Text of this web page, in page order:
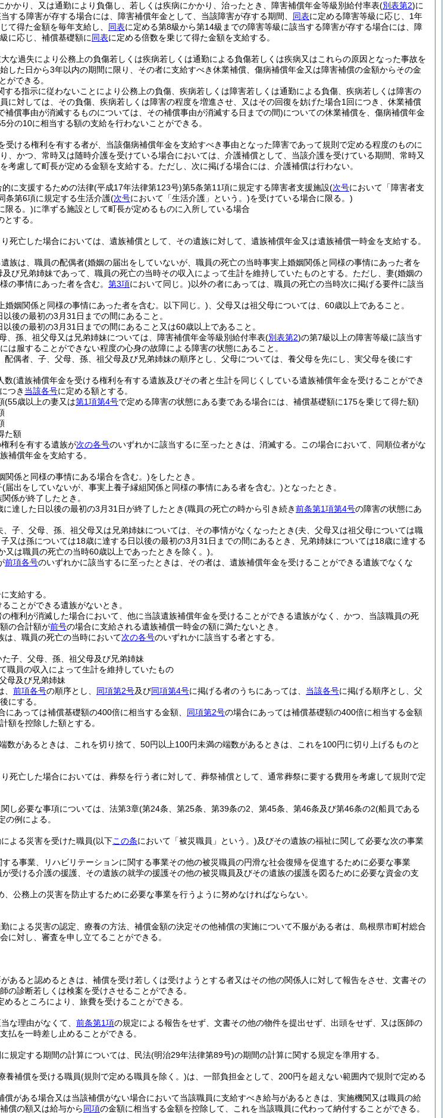
かり、又は通勤により負傷し、若しくは疾病にかかり、治ったとき、障害補償年金等級別給付率表(別表第2)に
する障害が存する場合には、障害補償年金として、当該障害が存する期間、 同表に定める障害等級に応じ、1年
て得た金額を毎年支給し、 同表に定める第8級から第14級までの障害等級に該当する障害が存する場合には、障
に応じ、補償基礎額に同表に定める倍数を乗じて得た金額を支給する。
な過失により公務上の負傷若しくは疾病若しくは通勤による負傷若しくは疾病又はこれらの原因となった事故を
した日から3年以内の期間に限り、その者に支給すべき休業補償、傷病補償年金又は障害補償の金額からその金
ができる。
る指示に従わないことにより公務上の負傷、疾病若しくは障害若しくは通勤による負傷、疾病若しくは障害の
に対しては、その負傷、疾病若しくは障害の程度を増進させ、又はその回復を妨げた場合1回につき、休業補償
補償事由が消滅するものについては、その補償事由が消滅する日までの間)についての休業補償を、傷病補償年金
の10に相当する額の支給を行わないことができる。
受ける権利を有する者が、当該傷病補償年金を支給すべき事由となった障害であって規則で定める程度のものに
、かつ、常時又は随時介護を受けている場合においては、介護補償として、当該介護を受けている期間、常時又
考慮して町長が定める金額を支給する。 ただし、次に掲げる場合には、介護補償は行わない。
に支援するための法律(平成17年法律第123号)第5条第11項に規定する障害者支援施設(次号において「障害者支
条第6項に規定する生活介護(次号において「生活介護」という。)を受けている場合に限る。)
限る。)に準ずる施設として町長が定めるものに入所している場合
する。
死亡した場合においては、遺族補償として、その遺族に対して、遺族補償年金又は遺族補償一時金を支給する。
族は、職員の配偶者(婚姻の届出をしていないが、職員の死亡の当時事実上婚姻関係と同様の事情にあった者を
及び兄弟姉妹であって、職員の死亡の当時その収入によって生計を維持していたものとする。 ただし、妻(婚姻の
の事情にあった者を含む。 第3項において同じ。)以外の者にあっては、職員の死亡の当時次に掲げる要件に該当
婚姻関係と同様の事情にあった者を含む。以下同じ。) 、父母又は祖父母については、60歳以上であること。
後の最初の3月31日までの間にあること。
後の最初の3月31日までの間にあること又は60歳以上であること。
、孫、祖父母又は兄弟姉妹については、障害補償年金等級別給付率表(別表第2)の第7級以上の障害等級に該当す
は服することができない程度の心身の故障による障害の状態にあること。
偶者、子、父母、孫、祖父母及び兄弟姉妹の順序とし、父母については、養父母を先にし、実父母を後にす
数(遺族補償年金を受ける権利を有する遺族及びその者と生計を同じくしている遺族補償年金を受けることができ
つき 当該各号に定める額とする。
(55歳以上の妻又は第1項第4号で定める障害の状態にある妻である場合には、補償基礎額に175を乗じて得た額)
た額
利を有する遺族が次の各号のいずれかに該当するに至ったときは、消滅する。
この場合において、同順位者がな
補償年金を支給する。
関係と同様の事情にある場合を含む。)をしたとき。
(届出をしていないが、事実上養子縁組関係と同様の事情にある者を含む。)となったとき。
係が終了したとき。
達した日以後の最初の3月31日が終了したとき(職員の死亡の時から引き続き前条第1項第4号の障害の状態にあ
子、父母、孫、祖父母又は兄弟姉妹については、その事情がなくなったとき(夫、父母又は祖父母については職
又は孫については18歳に達する日以後の最初の3月31日までの間にあるとき、兄弟姉妹については18歳に達する
又は職員の死亡の当時60歳以上であったときを除く。)。
前項各号のいずれかに該当するに至ったときは、その者は、遺族補償年金を受けることができる遺族でなくな
支給する。
ことができる遺族がないとき。
権利が消滅した場合において、他に当該遺族補償年金を受けることができる遺族がなく、かつ、当該職員の死
の合計額が前号の場合に支給される遺族補償一時金の額に満たないとき。
は、職員の死亡の当時において次の各号のいずれかに該当する者とする。
子、父母、孫、祖父母及び兄弟姉妹
職員の収入によって生計を維持していたもの
母及び兄弟姉妹
前項各号の順序とし、 同項第2号及び同項第4号に掲げる者のうちにあっては、 当該各号に掲げる順序とし、父
にする。
にあっては補償基礎額の400倍に相当する金額、 同項第2号の場合にあっては補償基礎額の400倍に相当する金額
額を控除した額とする。
数があるときは、これを切り捨て、50円以上100円未満の端数があるときは、これを100円に切り上げるものと
死亡した場合においては、葬祭を行う者に対して、葬祭補償として、通常葬祭に要する費用を考慮して規則で定
し必要な事項については、法第3章(第24条、第25条、第39条の2、第45条、第46条及び第46条の2(船員である
の例による。
よる災害を受けた職員(以下この条において「被災職員」という。)及びその遺族の福祉に関して必要な次の事業
る事業、リハビリテーションに関する事業その他の被災職員の円滑な社会復帰を促進するために必要な事業
受ける介護の援護、その遺族の就学の援護その他の被災職員及びその遺族の援護を図るために必要な資金の支
公務上の災害を防止するために必要な事業を行うように努めなければならない。
による災害の認定、療養の方法、補償金額の決定その他補償の実施について不服がある者は、島根県市町村総合
に対し、審査を申し立てることができる。
あると認めるときは、補償を受け若しくは受けようとする者又はその他の関係人に対して報告をさせ、文書その
の診断若しくは検案を受けさせることができる。
るところにより、旅費を受けることができる。
な理由がなくて、 前条第1項の規定による報告をせず、文書その他の物件を提出せず、出頭をせず、又は医師の
払を一時差し止めることができる。
規定する期間の計算については、民法(明治29年法律第89号)の期間の計算に関する規定を準用する。
養補償を受ける職員(規則で定める職員を除く。)は、一部負担金として、200円を超えない範囲内で規則で定める
償がある場合又は当該補償がない場合において当該職員に支給すべき給与があるときは、実施機関又は職員の給
償の額又は給与から同項の金額に相当する金額を控除して、これを当該職員に代わって納付することができる。